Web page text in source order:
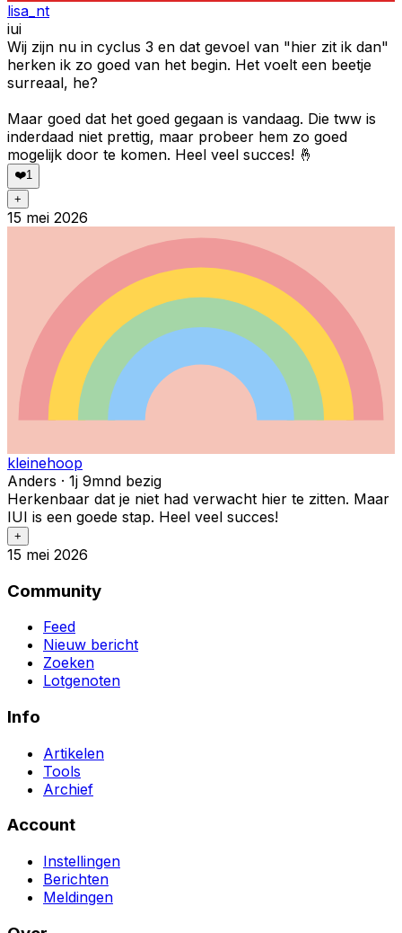
lisa_nt
iui
Wij zijn nu in cyclus 3 en dat gevoel van "hier zit ik dan"
herken ik zo goed van het begin. Het voelt een beetje
surreaal, he?
Maar goed dat het goed gegaan is vandaag. Die tww is
inderdaad niet prettig, maar probeer hem zo goed
mogelijk door te komen. Heel veel succes! 🤞
❤️1
+
15 mei 2026
kleinehoop
Anders · 1j 9mnd bezig
Herkenbaar dat je niet had verwacht hier te zitten. Maar
IUI is een goede stap. Heel veel succes!
+
15 mei 2026
Community
Feed
Nieuw bericht
Zoeken
Lotgenoten
Info
Artikelen
Tools
Archief
Account
Instellingen
Berichten
Meldingen